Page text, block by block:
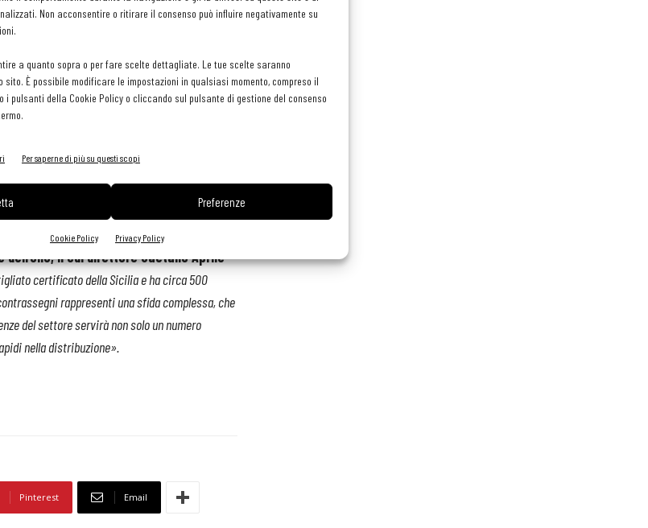
Non acconsentire o ritirare il consenso può influire negativamente su
a quanto sopra o per fare scelte dettagliate. Le tue scelte saranno
È possibile modificare le impostazioni in qualsiasi momento, compreso il
i pulsanti della Cookie Policy o cliccando sul pulsante di gestione del consenso
Per saperne di più su questi scopi
Preferenze
Cookie Policy Privacy Policy
Doc Sicilia
all'attività del Consorzio vini Doc Sicilia -
dal 1° gennaio 2022 delle fascette di Stato
tutte le fasi della vita delle nostre bottiglie. La
vitivinicole dell’isola, dall'altro impone
le possibili contraffazioni e così tutela sia i
dell’olio, il cui direttore Gaetano Aprile
certificato della Sicilia e ha circa 500
rappresenti una sfida complessa, che
del settore servirà non solo un numero
nella distribuzione».
Pinterest Email